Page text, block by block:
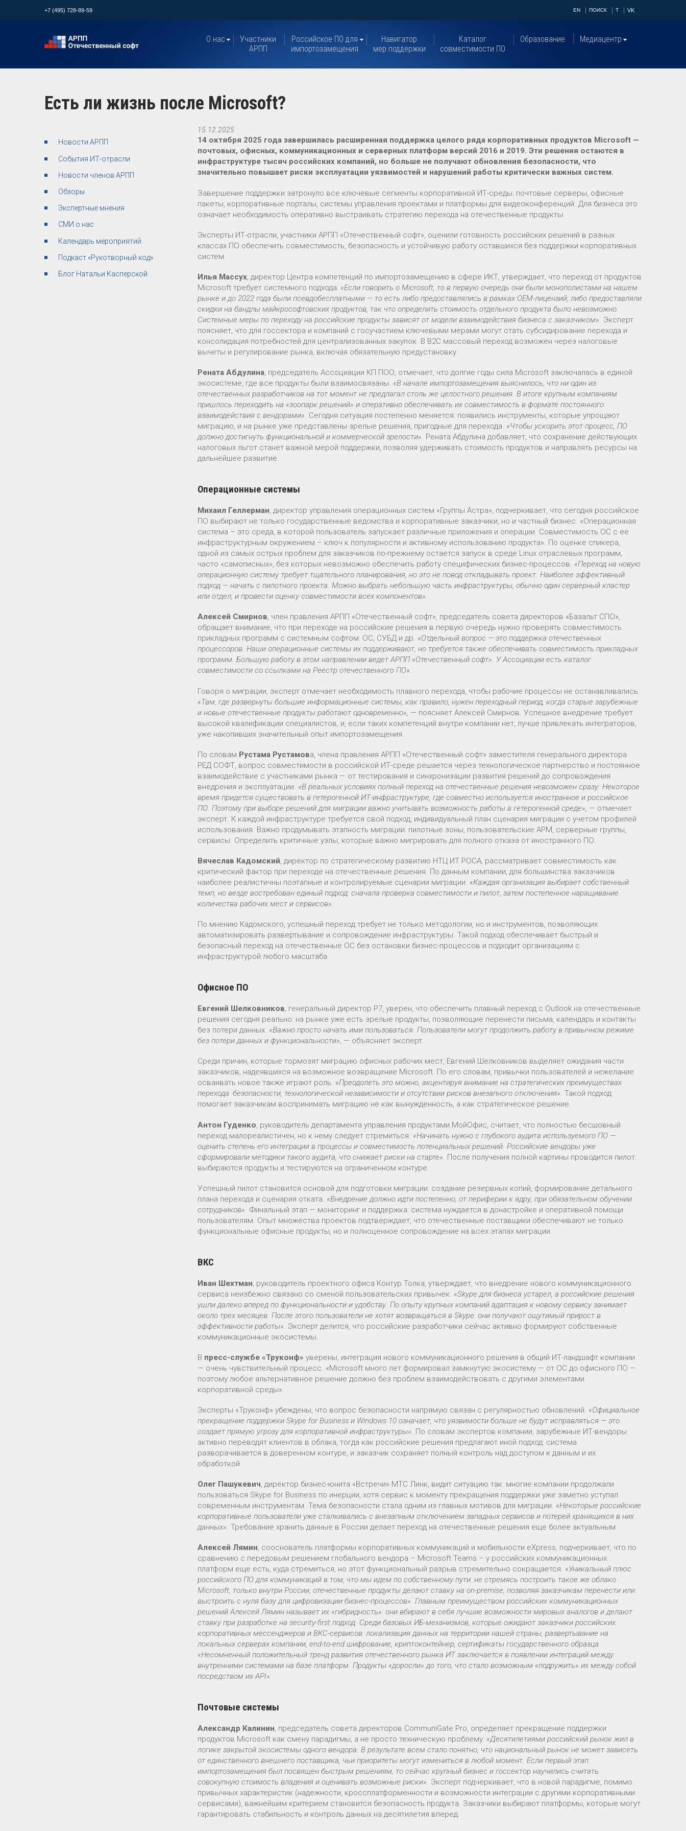
+7 (495) 728-89-59 EN ПОИСК T VK
О нас
Участники
АРПП
Российское ПО для
импортозамещения
Навигатор
мер поддержки
Каталог
совместимости ПО
Образование Медиацентр
Есть ли жизнь после Microsoft?
Новости АРПП
События ИТ-отрасли
Новости членов АРПП
Обзоры
Экспертные мнения
СМИ о нас
Календарь мероприятий
Подкаст «Рукотворный код»
Блог Натальи Касперской
15.12.2025
14 октября 2025 года завершилась расширенная поддержка целого ряда корпоративных продуктов Microsoft —
почтовых, офисных, коммуникационных и серверных платформ версий 2016 и 2019. Эти решения остаются в
инфраструктуре тысяч российских компаний, но больше не получают обновления безопасности, что
значительно повышает риски эксплуатации уязвимостей и нарушений работы критически важных систем.
Завершение поддержки затронуло все ключевые сегменты корпоративной ИТ-среды: почтовые серверы, офисные
пакеты, корпоративные порталы, системы управления проектами и платформы для видеоконференций. Для бизнеса это
означает необходимость оперативно выстраивать стратегию перехода на отечественные продукты.
Эксперты ИТ-отрасли, участники АРПП «Отечественный софт», оценили готовность российских решений в разных
классах ПО обеспечить совместимость, безопасность и устойчивую работу оставшихся без поддержки корпоративных
систем.
Илья Массух, директор Центра компетенций по импортозамещению в сфере ИКТ, утверждает, что переход от продуктов
Microsoft требует системного подхода: «Если говорить о Microsoft, то в первую очередь они были монополистами на нашем
рынке и до 2022 года были псевдобесплатными — то есть либо предоставлялись в рамках OEM-лицензий, либо предоставляли
скидки на бандлы майкрософтовских продуктов, так что определить стоимость отдельного продукта было невозможно.
Системные меры по переходу на российские продукты зависят от модели взаимодействия бизнеса с заказчиком». Эксперт
поясняет, что для госсектора и компаний с госучастием ключевыми мерами могут стать субсидирование перехода и
консолидация потребностей для централизованных закупок. В B2C массовый переход возможен через налоговые
вычеты и регулирование рынка, включая обязательную предустановку.
Рената Абдулина, председатель Ассоциации КП ПОО, отмечает, что долгие годы сила Microsoft заключалась в единой
экосистеме, где все продукты были взаимосвязаны. «В начале импортозамещения выяснилось, что ни один из
отечественных разработчиков на тот момент не предлагал столь же целостного решения. В итоге крупным компаниям
пришлось переходить на «зоопарк решений» и оперативно обеспечивать их совместимость в формате постоянного
взаимодействия с вендорами». Сегодня ситуация постепенно меняется: появились инструменты, которые упрощают
миграцию, и на рынке уже представлены зрелые решения, пригодные для перехода. «Чтобы ускорить этот процесс, ПО
должно достигнуть функциональной и коммерческой зрелости». Рената Абдулина добавляет, что сохранение действующих
налоговых льгот станет важной мерой поддержки, позволяя удерживать стоимость продуктов и направлять ресурсы на
дальнейшее развитие.
Операционные системы
Михаил Геллерман, директор управления операционных систем «Группы Астра», подчеркивает, что сегодня российское
ПО выбирают не только государственные ведомства и корпоративные заказчики, но и частный бизнес. «Операционная
система – это среда, в которой пользователь запускает различные приложения и операции. Совместимость ОС с ее
инфраструктурным окружением – ключ к популярности и активному использованию продукта». По оценке спикера,
одной из самых острых проблем для заказчиков по-прежнему остается запуск в среде Linux отраслевых программ,
часто «самописных», без которых невозможно обеспечить работу специфических бизнес-процессов. «Переход на новую
операционную систему требует тщательного планирования, но это не повод откладывать проект. Наиболее эффективный
подход — начать с пилотного проекта. Можно выбрать небольшую часть инфраструктуры, обычно один серверный кластер
или отдел, и провести оценку совместимости всех компонентов».
Алексей Смирнов, член правления АРПП «Отечественный софт», председатель совета директоров «Базальт СПО»,
обращает внимание, что при переходе на российские решения в первую очередь нужно проверять совместимость
прикладных программ с системным софтом: ОС, СУБД и др. «Отдельный вопрос — это поддержка отечественных
процессоров. Наши операционные системы их поддерживают, но требуется также обеспечивать совместимость прикладных
программ. Большую работу в этом направлении ведет АРПП «Отечественный софт». У Ассоциации есть каталог
совместимости со ссылками на Реестр отечественного ПО».
Говоря о миграции, эксперт отмечает необходимость плавного перехода, чтобы рабочие процессы не останавливались.
«Там, где развернуты большие информационные системы, как правило, нужен переходный период, когда старые зарубежные
и новые отечественные продукты работают одновременно», — поясняет Алексей Смирнов. Успешное внедрение требует
высокой квалификации специалистов, и, если таких компетенций внутри компании нет, лучше привлекать интеграторов,
уже накопивших значительный опыт импортозамещения.
По словам Рустама Рустамова, члена правления АРПП «Отечественный софт» заместителя генерального директора
РЕД СОФТ, вопрос совместимости в российской ИТ-среде решается через технологическое партнерство и постоянное
взаимодействие с участниками рынка — от тестирования и синхронизации развития решений до сопровождения
внедрения и эксплуатации. «В реальных условиях полный переход на отечественные решения невозможен сразу. Некоторое
время придется существовать в гетерогенной ИТ-инфраструктуре, где совместно используется иностранное и российское
ПО. Поэтому при выборе решений для миграции важно учитывать возможность работы в гетерогенной среде», — отмечает
эксперт. К каждой инфраструктуре требуется свой подход, индивидуальный план сценария миграции с учетом профилей
использования. Важно продумывать этапность миграции: пилотные зоны, пользовательские АРМ, серверные группы,
сервисы. Определить критичные узлы, которые важно мигрировать для полного отказа от иностранного ПО.
Вячеслав Кадомский, директор по стратегическому развитию НТЦ ИТ РОСА, рассматривает совместимость как
критический фактор при переходе на отечественные решения. По данным компании, для большинства заказчиков
наиболее реалистичны поэтапные и контролируемые сценарии миграции. «Каждая организация выбирает собственный
темп, но везде востребован единый подход: сначала проверка совместимости и пилот, затем постепенное наращивание
количества рабочих мест и сервисов».
По мнению Кадомского, успешный переход требует не только методологии, но и инструментов, позволяющих
автоматизировать развертывание и сопровождение инфраструктуры. Такой подход обеспечивает быстрый и
безопасный переход на отечественные ОС без остановки бизнес-процессов и подходит организациям с
инфраструктурой любого масштаба.
Офисное ПО
Евгений Шелковников, генеральный директор Р7, уверен, что обеспечить плавный переход с Outlook на отечественные
решения сегодня реально: на рынке уже есть зрелые продукты, позволяющие перенести письма, календарь и контакты
без потери данных. «Важно просто начать ими пользоваться. Пользователи могут продолжить работу в привычном режиме
без потери данных и функциональности», — объясняет эксперт.
Среди причин, которые тормозят миграцию офисных рабочих мест, Евгений Шелковников выделяет ожидания части
заказчиков, надеявшихся на возможное возвращение Microsoft. По его словам, привычки пользователей и нежелание
осваивать новое также играют роль. «Преодолеть это можно, акцентируя внимание на стратегических преимуществах
перехода: безопасности, технологической независимости и отсутствии рисков внезапного отключения». Такой подход
помогает заказчикам воспринимать миграцию не как вынужденность, а как стратегическое решение.
Антон Гуденко , руководитель департамента управления продуктами МойОфис, считает, что полностью бесшовный
переход малореалистичен, но к нему следует стремиться. «Начинать нужно с глубокого аудита используемого ПО —
оценить степень его интеграции в процессы и совместимость потенциальных решений. Российские вендоры уже
сформировали методики такого аудита, что снижает риски на старте». После получения полной картины проводится пилот:
выбираются продукты и тестируются на ограниченном контуре.
Успешный пилот становится основой для подготовки миграции: создание резервных копий, формирование детального
плана перехода и сценария отката. «Внедрение должно идти постепенно, от периферии к ядру, при обязательном обучении
сотрудников». Финальный этап — мониторинг и поддержка: система нуждается в донастройке и оперативной помощи
пользователям. Опыт множества проектов подтверждает, что отечественные поставщики обеспечивают не только
функциональные офисные продукты, но и полноценное сопровождение на всех этапах миграции.
ВКС
Иван Шехтман, руководитель проектного офиса Контур.Толка, утверждает, что внедрение нового коммуникационного
сервиса неизбежно связано со сменой пользовательских привычек. «Skype для бизнеса устарел, а российские решения
ушли далеко вперед по функциональности и удобству. По опыту крупных компаний адаптация к новому сервису занимает
около трех месяцев. После этого пользователи не хотят возвращаться в Skype: они получают ощутимый прирост в
эффективности работы». Эксперт делится, что российские разработчики сейчас активно формируют собственные
коммуникационные экосистемы.
В пресс-службе «Труконф» уверены, интеграция нового коммуникационного решения в общий ИТ-ландшафт компании
— очень чувствительный процесс. «Microsoft много лет формировал замкнутую экосистему — от ОС до офисного ПО —
поэтому любое альтернативное решение должно без проблем взаимодействовать с другими элементами
корпоративной среды».
Эксперты «Труконф» убеждены, что вопрос безопасности напрямую связан с регулярностью обновлений. «Официальное
прекращение поддержки Skype for Business и Windows 10 означает, что уязвимости больше не будут исправляться — это
создает прямую угрозу для корпоративной инфраструктуры». По словам экспертов компании, зарубежные ИТ-вендоры
активно переводят клиентов в облака, тогда как российские решения предлагают иной подход: система
разворачивается в доверенном контуре, и заказчик сохраняет полный контроль над доступом к данным и их
обработкой.
Олег Пашукевич, директор бизнес-юнита «Встречи» МТС Линк, видит ситуацию так: многие компании продолжали
пользоваться Skype for Business по инерции, хотя сервис к моменту прекращения поддержки уже заметно уступал
современным инструментам. Тема безопасности стала одним из главных мотивов для миграции. «Некоторые российские
корпоративные пользователи уже сталкивались с внезапным отключением западных сервисов и потерей хранящихся в них
данных». Требование хранить данные в России делает переход на отечественные решения еще более актуальным.
Алексей Лямин, сооснователь платформы корпоративных коммуникаций и мобильности eXpress, подчеркивает, что по
сравнению с передовым решением глобального вендора – Microsoft Teams – у российских коммуникационных
платформ еще есть, куда стремиться, но этот функциональный разрыв стремительно сокращается. «Уникальный плюс
российского ПО для коммуникаций в том, что мы идем по собственному пути: не стремясь построить такое же облако
Microsoft, только внутри России, отечественные продукты делают ставку на on-premise, позволяя заказчикам перенести или
выстроить с нуля базу для цифровизации бизнес-процессов». Главным преимуществом российских коммуникационных
решений Алексей Лямин называет их «гибридность»: они вбирают в себя лучшие возможности мировых аналогов и делают
ставку при разработке на security-first подход. Среди базовых ИБ-механизмов, которые ожидают заказчики российских
корпоративных мессенджеров и ВКС-сервисов: локализация данных на территории нашей страны, развертывание на
локальных серверах компании, end-to-end шифрование, криптоконтейнер, сертификаты государственного образца.
«Несомненный положительный тренд развития отечественного рынка ИТ заключается в появлении интеграций между
внутренними системами на базе платформ. Продукты «доросли» до того, что стало возможным «подружить» их между собой
посредством их API».
Почтовые системы
Александр Калинин, председатель совета директоров CommuniGate Pro, определяет прекращение поддержки
продуктов Microsoft как смену парадигмы, а не просто техническую проблему: «Десятилетиями российский рынок жил в
логике закрытой экосистемы одного вендора. В результате всем стало понятно, что национальный рынок не может зависеть
от единственного внешнего поставщика, чьи приоритеты могут измениться в любой момент. Если первый этап
импортозамещения был посвящен быстрым решениям, то сейчас крупный бизнес и госсектор научились считать
совокупную стоимость владения и оценивать возможные риски». Эксперт подчеркивает, что в новой парадигме, помимо
привычных характеристик (надежности, кроссплатформенности и возможности интеграции с другими корпоративными
сервисами), важнейшим критерием становится безопасность продукта. Заказчики выбирают платформы, которые могут
гарантировать стабильность и контроль данных на десятилетия вперед.